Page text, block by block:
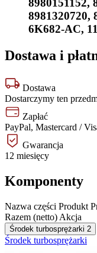
8980151152,
8981320720,
6K682-AC,
Dostawa i
Dostawa
Dostarczymy ten
Zapłać
PayPal, Mastercard /
Gwarancja
12 miesięcy
Komponenty
Nazwa części Produkt
Razem (netto) Akcja
Środek turbosprężarki 2
Środek turbosprężarki